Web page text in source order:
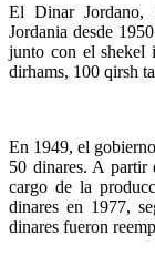
El Dinar Jordano,
Jordania desde
junto con el shekel
dirhams, 100 qirsh
En 1949, el
50 dinares. A partir
cargo de la
dinares en 1977,
dinares fueron